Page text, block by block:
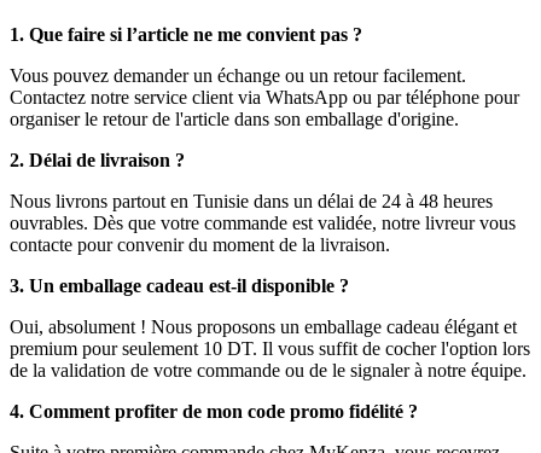
1. Que faire si l’article ne me convient pas ?
Vous pouvez demander un échange ou un retour facilement.
Contactez notre service client via WhatsApp ou par téléphone pour
organiser le retour de l'article dans son emballage d'origine.
2. Délai de livraison ?
Nous livrons partout en Tunisie dans un délai de 24 à 48 heures
ouvrables. Dès que votre commande est validée, notre livreur vous
contacte pour convenir du moment de la livraison.
3. Un emballage cadeau est-il disponible ?
Oui, absolument ! Nous proposons un emballage cadeau élégant et
premium pour seulement 10 DT. Il vous suffit de cocher l'option lors
de la validation de votre commande ou de le signaler à notre équipe.
4. Comment profiter de mon code promo fidélité ?